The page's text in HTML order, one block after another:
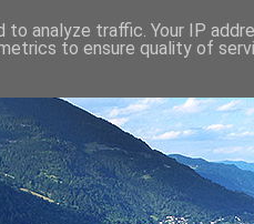
analyze traffic. Your IP
to ensure quality of